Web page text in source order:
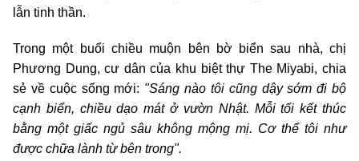
lẫn tinh thần.
Trong một buổi chiều muộn bên bờ biển sau nhà, chị
Phương Dung, cư dân của khu biệt thự The Miyabi, chia
sẻ về cuộc sống mới: "Sáng nào tôi cũng dậy sớm đi bộ
cạnh biển, chiều dạo mát ở vườn Nhật. Mỗi tối kết thúc
bằng một giấc ngủ sâu không mộng mị. Cơ thể tôi như
được chữa lành từ bên trong".